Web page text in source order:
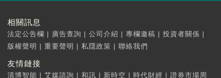
相關訊息
法定公告欄 | 廣告查詢 | 公司介紹 | 專欄邀稿 | 投資者關係 |
版權聲明 | 重要聲明 | 私隱政策 | 聯絡我們
友情鏈接
清博智能 | 艾媒諮詢 | 和訊 | 新時空 | 時代財經 | 證券市場周